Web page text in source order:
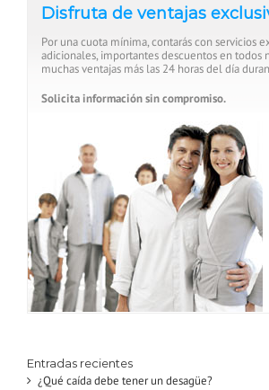
Disfruta de ventajas
Por una cuota mínima, contarás con servicios
adicionales, importantes descuentos en todos
muchas ventajas más las 24 horas del día
Solicita información sin compromiso.
Entradas recientes
¿Qué caída debe tener un desagüe?